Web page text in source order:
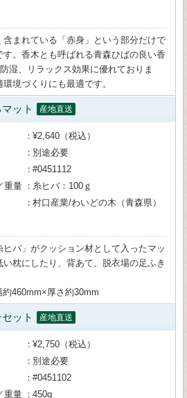
まれている「赤身」という部分だけで
。香木とも呼ばれる青森ひばの良い香
湿、リラックス効果に優れておりま
境づくりにも最適です。
ット 産地直送
¥2,640（税込）
別途必要
#0451112
重量
糸ヒバ：100ｇ
村口産業/わいどの木（青森県）
バ」がクッション材として入ったマッ
い枕にしたり、背あて、脱衣場の足ふき
460mm×厚さ約30mm
ット 産地直送
¥2,750（税込）
別途必要
#0451102
重量
450g